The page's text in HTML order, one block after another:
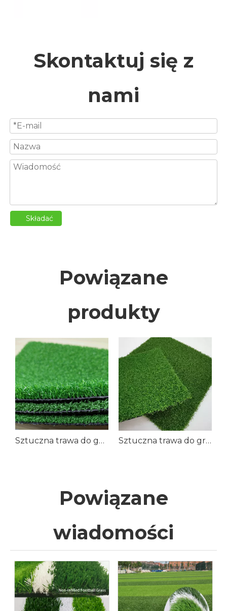
Skontaktuj się z
nami
Składać
Powiązane
produkty
Sztuczna trawa do golfa na świeżym powietrzu Sztuczna trawa do gry w golfa
Powiązane
wiadomości